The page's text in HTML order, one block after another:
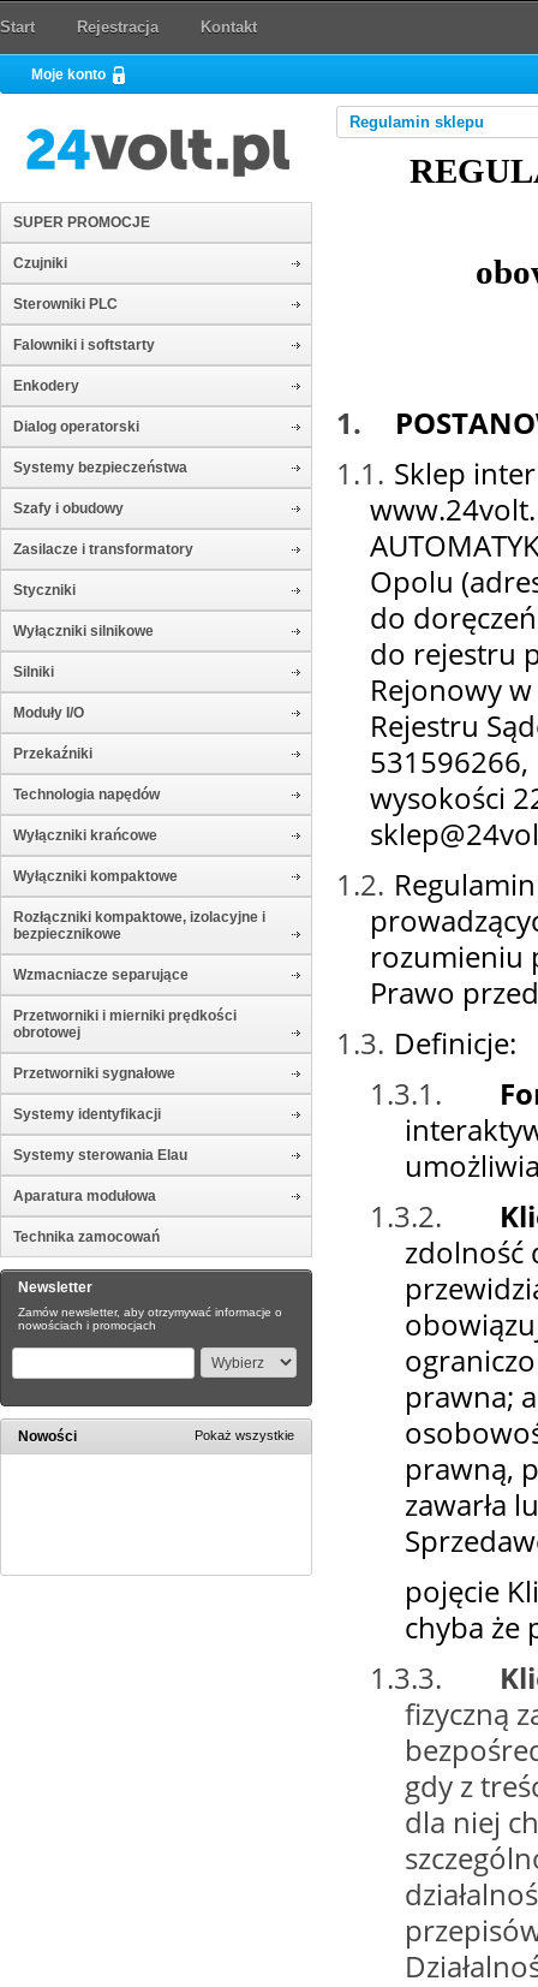
Start Rejestracja Kontakt
Moje konto
SUPER PROMOCJE
Czujniki
Sterowniki PLC
Falowniki i softstarty
Enkodery
Dialog operatorski
Systemy bezpieczeństwa
Szafy i obudowy
Zasilacze i transformatory
Styczniki
Wyłączniki silnikowe
Silniki
Moduły I/O
Przekaźniki
Technologia napędów
Wyłączniki krańcowe
Wyłączniki kompaktowe
Rozłączniki kompaktowe, izolacyjne i
bezpiecznikowe
Wzmacniacze separujące
Przetworniki i mierniki prędkości
obrotowej
Przetworniki sygnałowe
Systemy identyfikacji
Systemy sterowania Elau
Aparatura modułowa
Technika zamocowań
Newsletter
Zamów newsletter, aby otrzymywać informacje o
nowościach i promocjach
Nowości Pokaż wszystkie
Regulamin sklepu
1.
1.1. Sklep
Opolu
do
do rejestru
Rejonowy
Rejestru
531596266,
wysokości
1.2.
rozumieniu
Prawo
1.3. Definicje:
1.3.1.
1.3.2.
zdolność
prawna;
prawną,
zawarła
pojęcie
chyba że
1.3.3.
fizyczną
gdy z
dla niej